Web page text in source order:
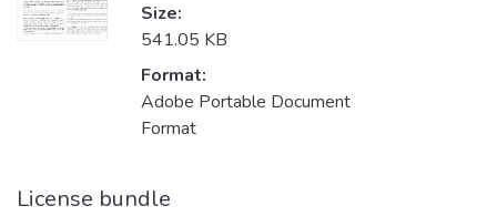
Size:
541.05 KB
Format:
Adobe Portable Document
Format
License bundle